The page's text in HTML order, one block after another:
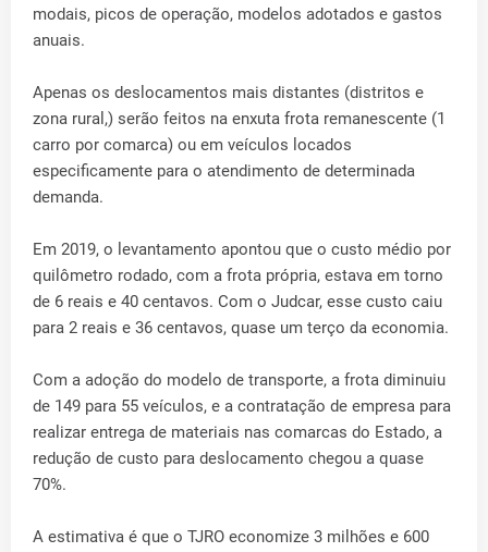
modais, picos de operação, modelos adotados e gastos
anuais.
Apenas os deslocamentos mais distantes (distritos e
zona rural,) serão feitos na enxuta frota remanescente (1
carro por comarca) ou em veículos locados
especificamente para o atendimento de determinada
demanda.
Em 2019, o levantamento apontou que o custo médio por
quilômetro rodado, com a frota própria, estava em torno
de 6 reais e 40 centavos. Com o Judcar, esse custo caiu
para 2 reais e 36 centavos, quase um terço da economia.
Com a adoção do modelo de transporte, a frota diminuiu
de 149 para 55 veículos, e a contratação de empresa para
realizar entrega de materiais nas comarcas do Estado, a
redução de custo para deslocamento chegou a quase
70%.
A estimativa é que o TJRO economize 3 milhões e 600